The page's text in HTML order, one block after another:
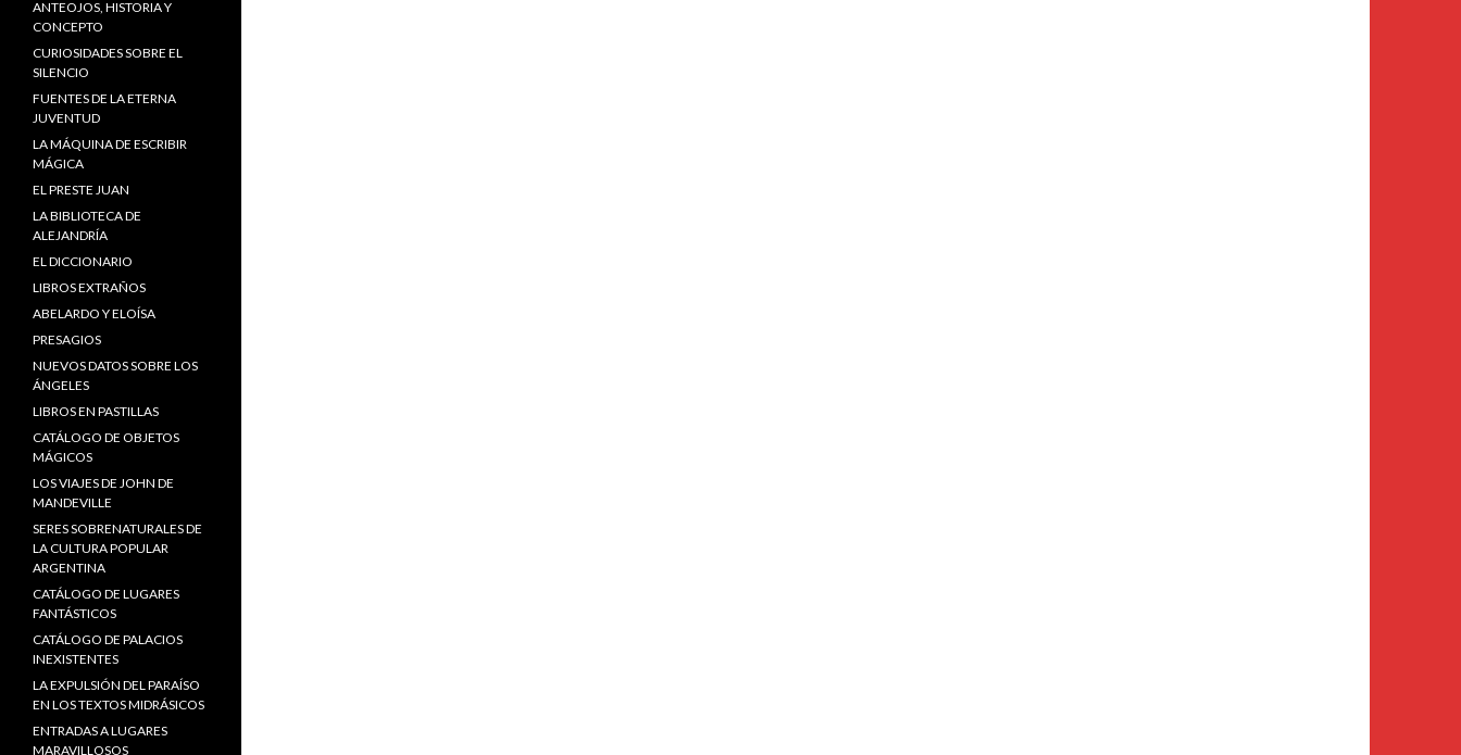
ANTEOJOS, HISTORIA Y
CONCEPTO
CURIOSIDADES SOBRE EL
SILENCIO
FUENTES DE LA ETERNA
JUVENTUD
LA MÁQUINA DE ESCRIBIR
MÁGICA
EL PRESTE JUAN
LA BIBLIOTECA DE
ALEJANDRÍA
EL DICCIONARIO
LIBROS EXTRAÑOS
ABELARDO Y ELOÍSA
PRESAGIOS
NUEVOS DATOS SOBRE LOS
ÁNGELES
LIBROS EN PASTILLAS
CATÁLOGO DE OBJETOS
MÁGICOS
LOS VIAJES DE JOHN DE
MANDEVILLE
SERES SOBRENATURALES DE
LA CULTURA POPULAR
ARGENTINA
CATÁLOGO DE LUGARES
FANTÁSTICOS
CATÁLOGO DE PALACIOS
INEXISTENTES
LA EXPULSIÓN DEL PARAÍSO
EN LOS TEXTOS MIDRÁSICOS
ENTRADAS A LUGARES
MARAVILLOSOS